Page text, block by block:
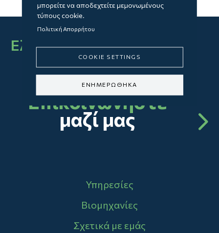
Ελάτε στην ομάδα μας
Επικοινωνήστε
μαζί μας
Υπηρεσίες
Βιομηχανίες
Σχετικά με εμάς
μπορείτε να αποδεχτείτε μεμονωμένους
τύπους cookie.
Πολιτική Απορρήτου
COOKIE SETTINGS
ΕΝΗΜΕΡΩΘΗΚΑ